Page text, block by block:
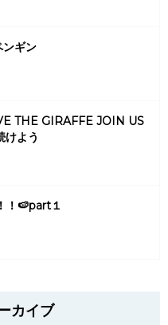
ンギン
THE GIRAFFE JOIN US
よう
！🍉part１
カイブ